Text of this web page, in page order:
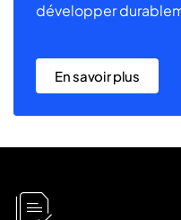
développer
En savoir plus